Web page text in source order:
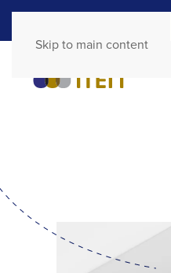
Skip to main content